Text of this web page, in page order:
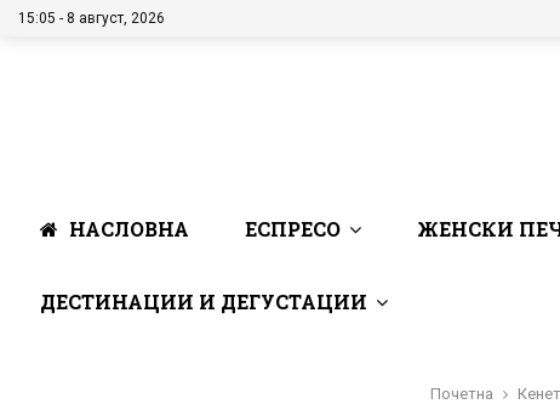
15:05 - 8 август, 2026
НАСЛОВНА ЕСПРЕСО ЖЕНСКИ
ДЕСТИНАЦИИ И ДЕГУСТАЦИИ
Почетна